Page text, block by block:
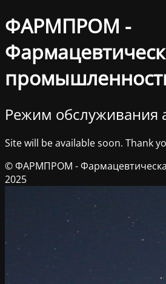
ФАРМПРОМ -
Режим обслуживания
Site will be available soon. Thank
© ФАРМПРОМ -
2025